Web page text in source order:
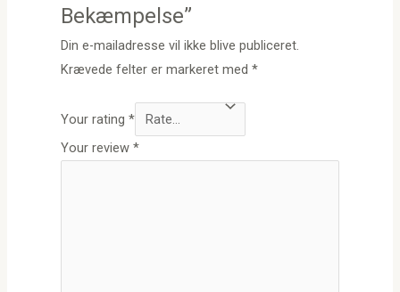
Bekæmpelse”
Din e-mailadresse vil ikke blive publiceret.
Krævede felter er markeret med*
Your rating*
Your review*